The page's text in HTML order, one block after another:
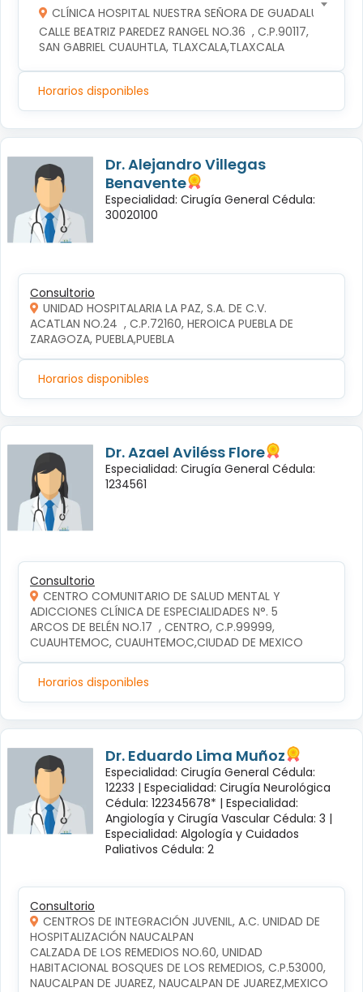
CLÍNICA HOSPITAL NUESTRA SEÑORA DE GUADALUPE
CALLE BEATRIZ PAREDEZ RANGEL NO.36  , C.P.90117,
SAN GABRIEL CUAUHTLA, TLAXCALA,TLAXCALA
Horarios disponibles
Dr. Alejandro Villegas
Benavente
Especialidad: Cirugía General Cédula:
30020100
Consultorio
UNIDAD HOSPITALARIA LA PAZ, S.A. DE C.V.
ACATLAN NO.24  , C.P.72160, HEROICA PUEBLA DE
ZARAGOZA, PUEBLA,PUEBLA
Horarios disponibles
Dr. Azael Aviléss Flore
Especialidad: Cirugía General Cédula:
1234561
Consultorio
CENTRO COMUNITARIO DE SALUD MENTAL Y
ADICCIONES CLÍNICA DE ESPECIALIDADES N°. 5
ARCOS DE BELÉN NO.17  , CENTRO, C.P.99999,
CUAUHTEMOC, CUAUHTEMOC,CIUDAD DE MEXICO
Horarios disponibles
Dr. Eduardo Lima Muñoz
Especialidad: Cirugía General Cédula:
12233 | Especialidad: Cirugía Neurológica
Cédula: 122345678* | Especialidad:
Angiología y Cirugía Vascular Cédula: 3 |
Especialidad: Algología y Cuidados
Paliativos Cédula: 2
Consultorio
CENTROS DE INTEGRACIÓN JUVENIL, A.C. UNIDAD DE
HOSPITALIZACIÓN NAUCALPAN
CALZADA DE LOS REMEDIOS NO.60, UNIDAD
HABITACIONAL BOSQUES DE LOS REMEDIOS, C.P.53000,
NAUCALPAN DE JUAREZ, NAUCALPAN DE JUAREZ,MEXICO